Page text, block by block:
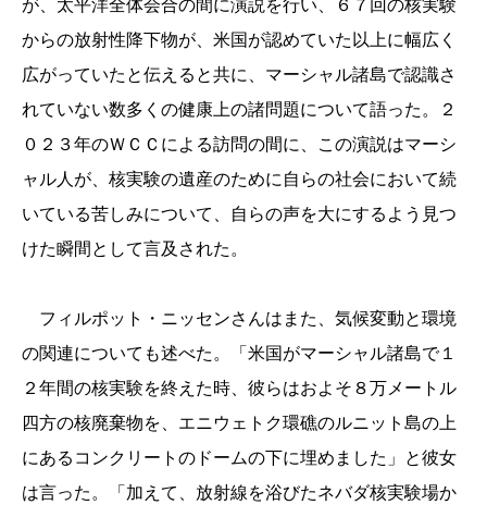
が、太平洋全体会合の間に演説を行い、６７回の核実験
からの放射性降下物が、米国が認めていた以上に幅広く
広がっていたと伝えると共に、マーシャル諸島で認識さ
れていない数多くの健康上の諸問題について語った。２
０２３年のＷＣＣによる訪問の間に、この演説はマーシ
ャル人が、核実験の遺産のために自らの社会において続
いている苦しみについて、自らの声を大にするよう見つ
けた瞬間として言及された。
フィルポット・ニッセンさんはまた、気候変動と環境
の関連についても述べた。「米国がマーシャル諸島で１
２年間の核実験を終えた時、彼らはおよそ８万メートル
四方の核廃棄物を、エニウェトク環礁のルニット島の上
にあるコンクリートのドームの下に埋めました」と彼女
は言った。「加えて、放射線を浴びたネバダ核実験場か